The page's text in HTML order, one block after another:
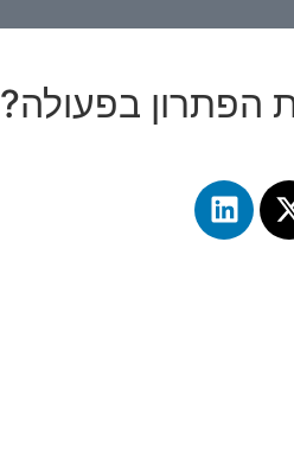
הפתרון בפעולה?